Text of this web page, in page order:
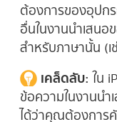
ต้องการของอุปก
อื่นในงานนำเสน
สำหรับภาษานั้น (
เคล็ดลับ: ใน
ข้อความในงานนำ
ได้ว่าคุณต้องการ